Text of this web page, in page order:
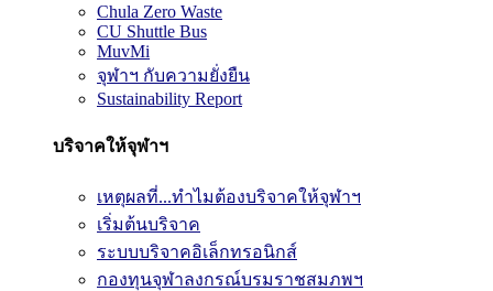
Chula Zero Waste
CU Shuttle Bus
MuvMi
จุฬาฯ กับความยั่งยืน
Sustainability Report
บริจาคให้จุฬาฯ
เหตุผลที่...ทำไมต้องบริจาคให้จุฬาฯ
เริ่มต้นบริจาค
ระบบบริจาคอิเล็กทรอนิกส์
กองทุนจุฬาลงกรณ์บรมราชสมภพฯ